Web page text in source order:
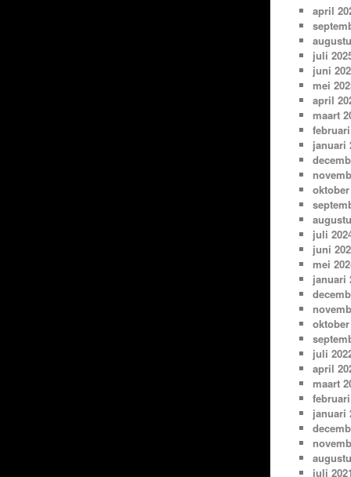
april
juli
juni
mei
april
maart
januari
oktober
juli
juni
mei
januari
oktober
juli
april
maart
januari
juli